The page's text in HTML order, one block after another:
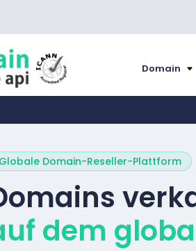
Domain
Globale Domain-Reseller-Plattform
dem